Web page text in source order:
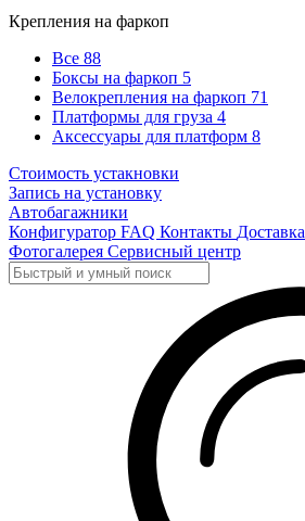
Крепления на фаркоп
Все 88
Боксы на фаркоп 5
Велокрепления на фаркоп 71
Платформы для груза 4
Аксессуары для платформ 8
Стоимость устакновки
Запись на установку
Автобагажники
Конфигуратор FAQ Контакты Доставка
Фотогалерея Сервисный центр